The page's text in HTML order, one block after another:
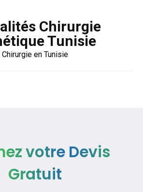
Chirurgie
Tunisie
Chirurgie en Tunisie
votre Devis
Gratuit